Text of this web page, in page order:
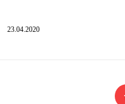
23.04.2020